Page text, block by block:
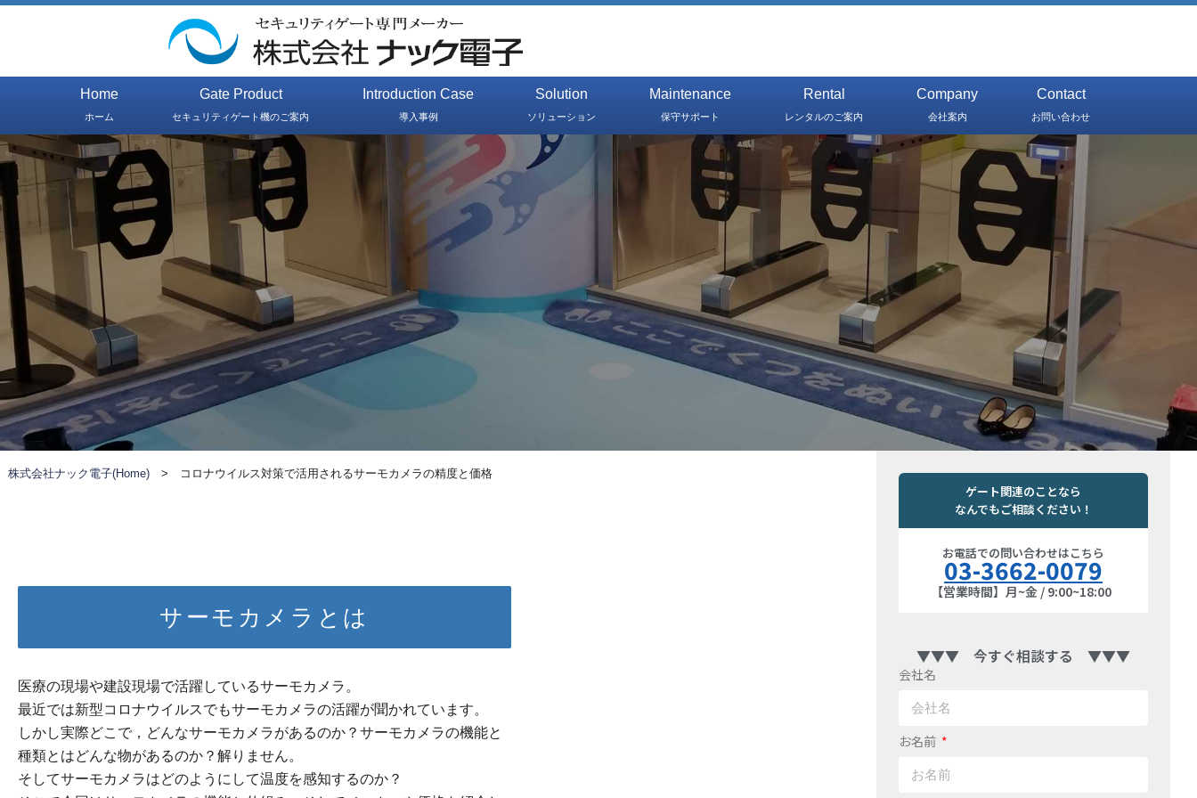
Home
ホーム
Gate Product
セキュリティゲート機のご案内
Introduction Case
導入事例
Solution
ソリューション
Maintenance
保守サポート
Rental
レンタルのご案内
Company
会社案内
Contact
お問い合わせ
株式会社ナック電子(Home) > コロナウイルス対策で活用されるサーモカメラの精度と価格
サーモカメラとは
医療の現場や建設現場で活躍しているサーモカメラ。
最近では新型コロナウイルスでもサーモカメラの活躍が聞かれています。
しかし実際どこで，どんなサーモカメラがあるのか？サーモカメラの機能と
種類とはどんな物があるのか？解りません。
そしてサーモカメラはどのようにして温度を感知するのか？
ゲート関連のことなら
なんでもご相談ください！
お電話での問い合わせはこちら
03-3662-0079
【営業時間】月~金 / 9:00~18:00
▼▼▼ 今すぐ相談する ▼▼▼
会社名
お名前